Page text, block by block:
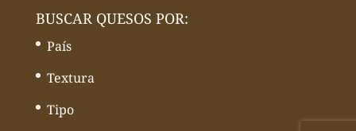
BUSCAR QUESOS POR:
País
Textura
Tipo